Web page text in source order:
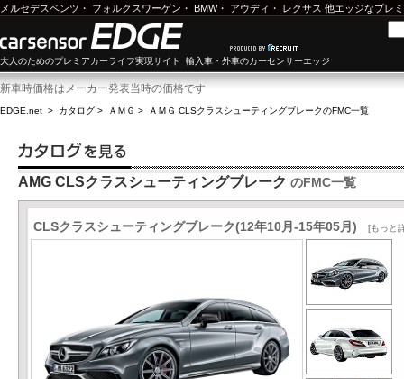
メルセデスベンツ ・ フォルクスワーゲン ・ BMW・ アウディ ・ レクサス 他エッジなプレ
大人のためのプレミアカーライフ実現サイト 輸入車・外車のカーセンサーエッジ
新車時価格はメーカー発表当時の価格です
EDGE.net > カタログ > ＡＭＧ > ＡＭＧ CLSクラスシューティングブレークのFMC一覧
AMG CLSクラスシューティングブレーク のFMC一覧
CLSクラスシューティングブレーク(12年10月-15年05月) [もっと